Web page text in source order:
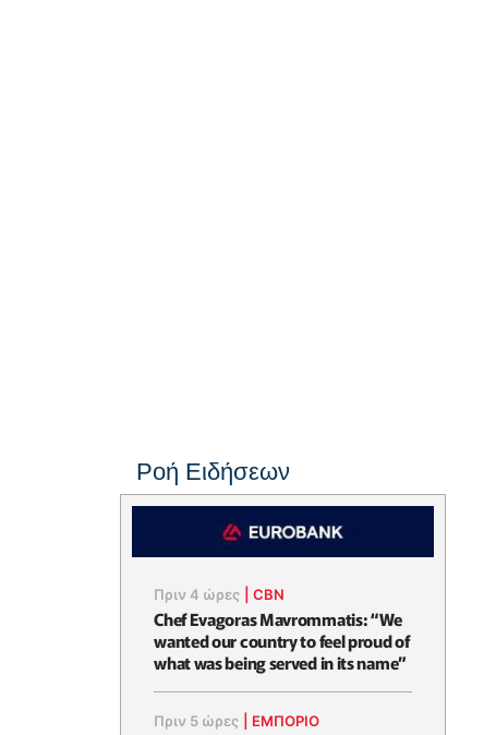
Ροή Ειδήσεων
Πριν 4 ώρες |CBN
Chef Evagoras Mavrommatis: “We
wanted our country to feel proud of
what was being served in its name”
Πριν 5 ώρες ΕΜΠΟΡΙΟ